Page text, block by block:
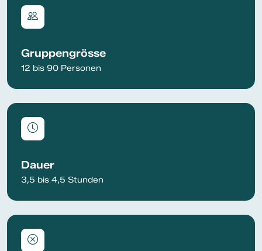
Gruppengrösse
12 bis 90 Personen
Dauer
3,5 bis 4,5 Stunden